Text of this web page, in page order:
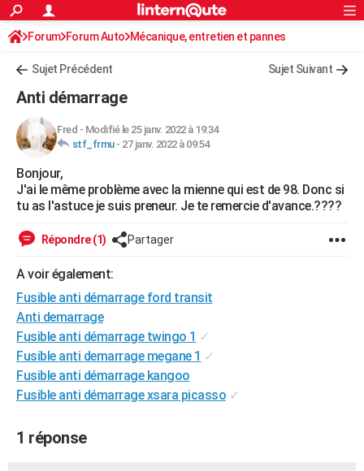
ACTUALITÉS
Politique
Société
Faits Divers
Education
Monde
Villes
+
FINANCE
Retraite
Impôts
Epargne
Immobilier
Risques naturels par ville
Banque
Assurance
Crédit
AUTO
Essais
Réserver un essai
Citadines
Berlines
SUV
Forum auto
+HIGH-TECH
Mobiles
Meilleur smartphone
Internet
Ordinateurs
Jeux vidéo
Guide high-tech
+
Forum
Aménagement intérieur
Extérieur
Cuisine
Salle de bains
Jardinage
Rangement
WEEK-END
Guides de France
Escapades
Patrimoine
Expositions
Musées
Week-end nature
+LIFESTYLE
Art de vivre
Bien-être
Loisirs
Mode
Modes de vie
SANTE
Alimentation
Guide de la santé
Maladies
Médicaments
Sommeil
VOYAGE
Destinations
City break
Voyage nature
Voyage de noces
Forum
Climat
+PHOTO
BONS PLANS
Rechercher
S'inscrire
Connexion
Forum Forum Auto Mécanique, entretien et pannes
Sujet Précédent Sujet Suivant
Anti démarrage
Fred - Modifié le 25 janv. 2022 à 19:34
stf_frmu- 27 janv. 2022 à 09:54
Bonjour,
J'ai le même problème avec la mienne qui est de 98. Donc si
tu as l'astuce je suis preneur. Je te remercie d'avance.????
Répondre (1) Partager
A voir également:
Fusible anti démarrage ford transit
Anti demarrage
Fusible anti démarrage twingo 1 ✓
Fusible anti demarrage megane 1 ✓
Fusible anti démarrage kangoo
Fusible anti démarrage xsara picasso ✓
1 réponse